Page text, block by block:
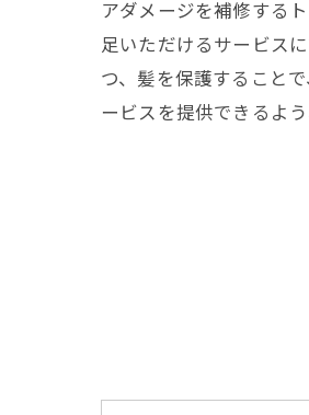
アダメージを補修する
足いただけるサービス
つ、髪を保護すること
ービスを提供できるよ